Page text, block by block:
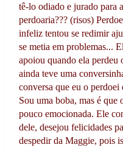
tê-lo odiado e jurado para
perdoaria??? (risos)
infeliz tentou se redimir
se metia em problemas...
apoiou quando ela perdeu
ainda teve uma
conversa que eu o
Sou uma boba, mas é que
pouco emocionada. Ele
dele, desejou felicidades
despedir da Maggie, pois